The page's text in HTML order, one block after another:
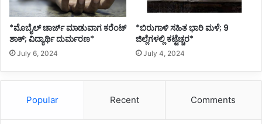
*ಮೊಬೈಲ್ ಚಾರ್ಜ್ ಮಾಡುವಾಗ ಕರೆಂಟ್
ಶಾಕ್; ವಿದ್ಯಾರ್ಥಿ ದುರ್ಮರಣ*
July 6, 2024
*ಬಿರುಗಾಳಿ ಸಹಿತ ಭಾರಿ ಮಳೆ; 9
ಜಿಲ್ಲೆಗಳಲ್ಲಿ ಕಟ್ಟೆಚ್ಚರ*
July 4, 2024
Popular Recent Comments